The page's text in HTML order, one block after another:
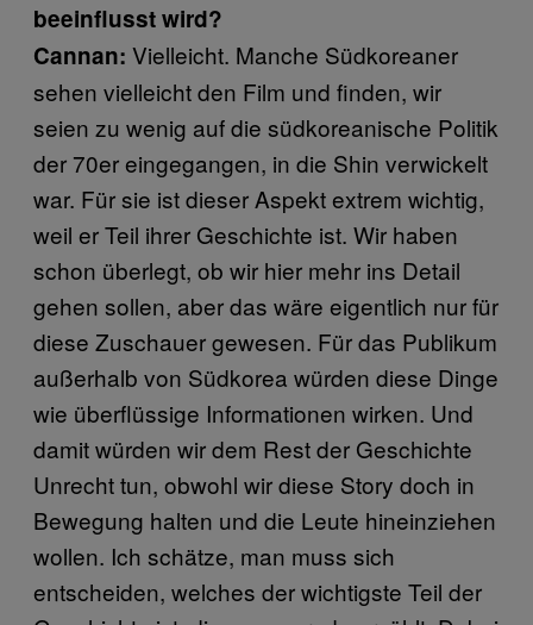
beeinflusst wird?
Cannan: Vielleicht. Manche Südkoreaner
sehen vielleicht den Film und finden, wir
seien zu wenig auf die südkoreanische Politik
der 70er eingegangen, in die Shin verwickelt
war. Für sie ist dieser Aspekt extrem wichtig,
weil er Teil ihrer Geschichte ist. Wir haben
schon überlegt, ob wir hier mehr ins Detail
gehen sollen, aber das wäre eigentlich nur für
diese Zuschauer gewesen. Für das Publikum
außerhalb von Südkorea würden diese Dinge
wie überflüssige Informationen wirken. Und
damit würden wir dem Rest der Geschichte
Unrecht tun, obwohl wir diese Story doch in
Bewegung halten und die Leute hineinziehen
wollen. Ich schätze, man muss sich
entscheiden, welches der wichtigste Teil der